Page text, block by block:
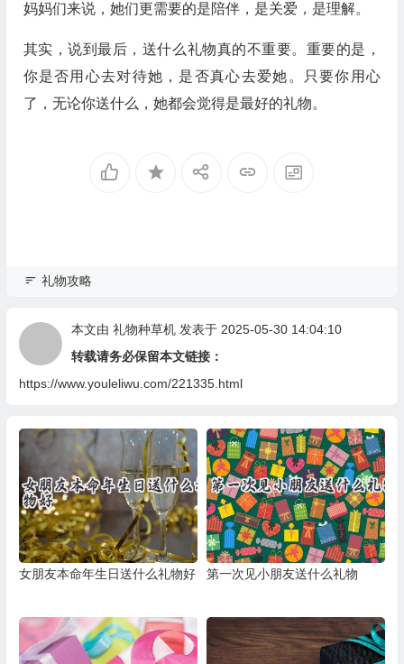
妈妈们来说，她们更需要的是陪伴，是关爱，是理解。
其实，说到最后，送什么礼物真的不重要。重要的是，
你是否用心去对待她，是否真心去爱她。只要你用心
了，无论你送什么，她都会觉得是最好的礼物。
礼物攻略
本文由 礼物种草机发表于 2025-05-30 14:04:10
转载请务必保留本文链接：
https://www.youleliwu.com/221335.html
女朋友本命年生日送什么礼物好 第一次见小朋友送什么礼物